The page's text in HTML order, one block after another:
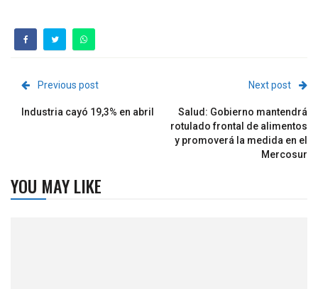
Previous post
Industria cayó 19,3% en abril
Next post
Salud: Gobierno mantendrá
rotulado frontal de alimentos
y promoverá la medida en el
Mercosur
YOU MAY LIKE